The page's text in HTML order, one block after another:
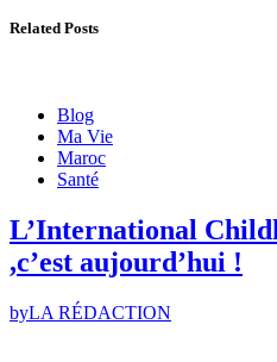
Related Posts
Blog
Ma Vie
Maroc
Santé
L’International
,c’est aujourd’hui !
byLA RÉDACTION